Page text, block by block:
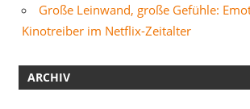
Große Leinwand, große Gefühle:
Kinotreiber im Netflix-Zeitalter
ARCHIV